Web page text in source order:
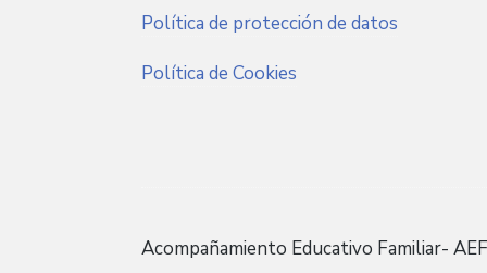
Política de protección de datos
Política de Cookies
Acompañamiento Educativo Familiar-